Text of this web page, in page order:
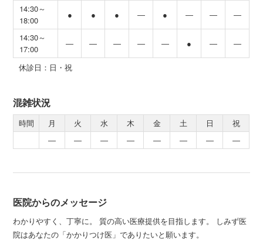
14:30～
18:00
● ● ● ― ● ― ― ―
14:30～
17:00
― ― ― ― ― ● ― ―
休診日：日・祝
混雑状況
時間 月 火 水 木 金 土 日
祝
―
― ― ― ― ― ― ―
医院からのメッセージ
わかりやすく、丁寧に。 質の高い医療提供を目指します。 しみず医
院はあなたの「かかりつけ医」でありたいと願います。